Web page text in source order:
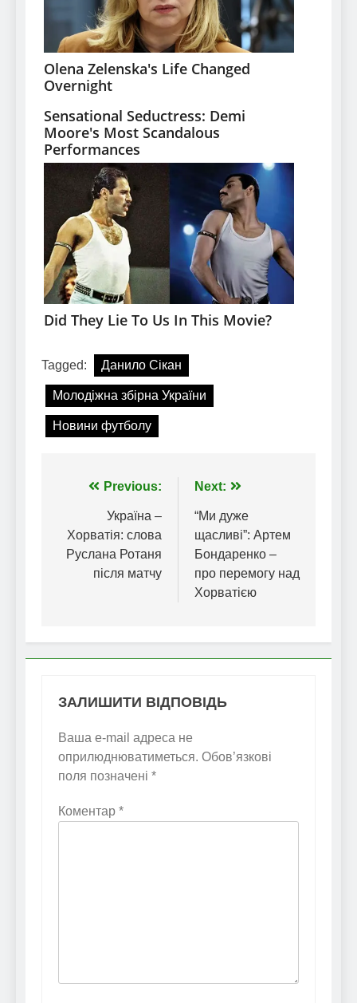
Tagged: Данило Сікан
Молодіжна збірна України
Новини футболу
Навігація
записів
Previous:
Україна –
Хорватія: слова
Руслана Ротаня
після матчу
Next:
“Ми дуже
щасливі”: Артем
Бондаренко –
про перемогу над
Хорватією
ЗАЛИШИТИ ВІДПОВІДЬ
Ваша e-mail адреса не
оприлюднюватиметься. Обов’язкові
поля позначені *
Коментар *